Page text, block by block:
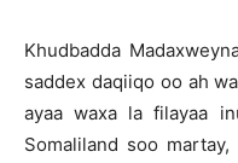
Khudbadda
saddex daqiiqo oo ah
ayaa waxa la filayaa
Somaliland soo